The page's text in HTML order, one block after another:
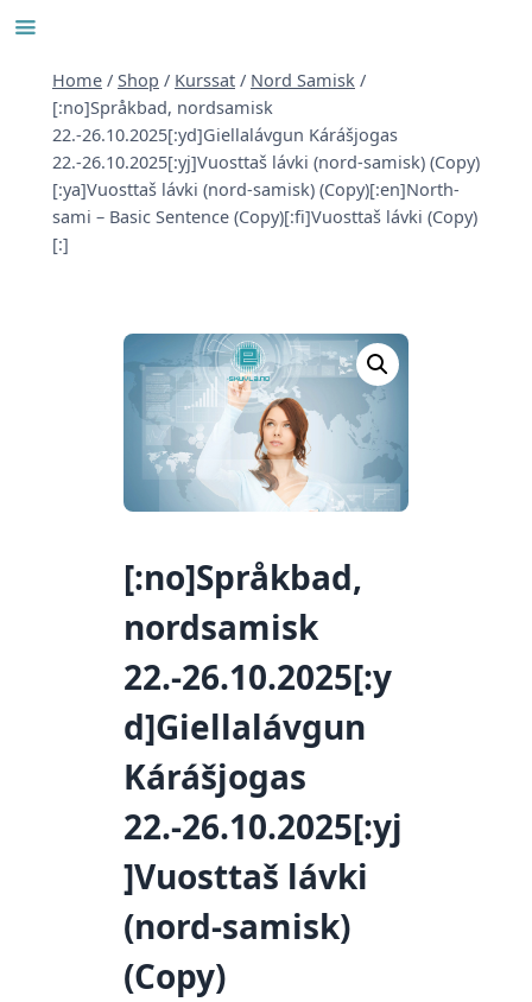
Skip
contentHome / Shop / Kurssat / Nord Samisk /
[:no]Språkbad, nordsamisk
22.-26.10.2025[:yd]Giellalávgun Kárášjogas
22.-26.10.2025[:yj]Vuosttaš lávki (nord-samisk) (Copy)
[:ya]Vuosttaš lávki (nord-samisk) (Copy)[:en]North-
sami – Basic Sentence (Copy)[:fi]Vuosttaš lávki (Copy)
[:]
[:no]Språkbad,
nordsamisk
22.-26.10.2025[:y
d]Giellalávgun
Kárášjogas
22.-26.10.2025[:yj
]Vuosttaš lávki
(nord-samisk)
(Copy)